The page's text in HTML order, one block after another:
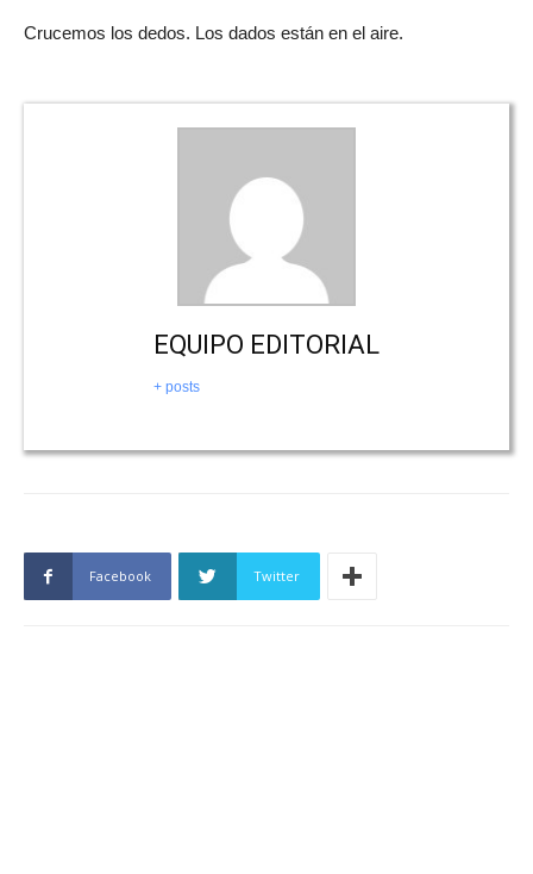
Crucemos los dedos. Los dados están en el aire.
EQUIPO EDITORIAL
+ posts
Facebook Twitter